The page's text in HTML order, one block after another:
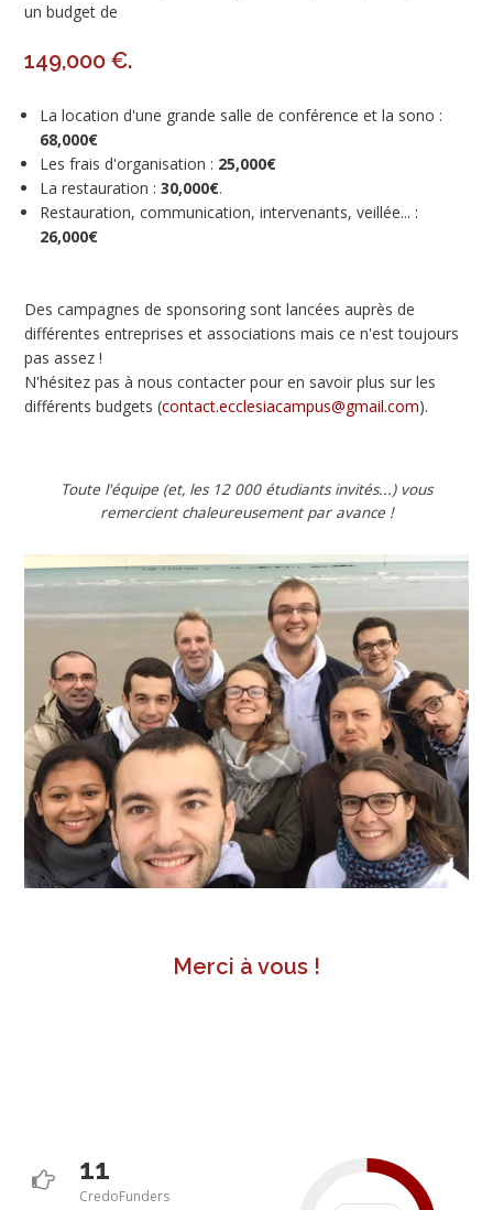
un budget de
149,000 €.
La location d'une grande salle de conférence et la sono :
68,000€
Les frais d'organisation : 25,000€
La restauration : 30,000€.
Restauration, communication, intervenants, veillée... :
26,000€
Des campagnes de sponsoring sont lancées auprès de
différentes entreprises et associations mais ce n'est toujours
pas assez !
N'hésitez pas à nous contacter pour en savoir plus sur les
différents budgets (contact.ecclesiacampus@gmail.com).
Toute l'équipe (et, les 12 000 étudiants invités...) vous
remercient chaleureusement par avance !
Merci à vous !
11
CredoFunders